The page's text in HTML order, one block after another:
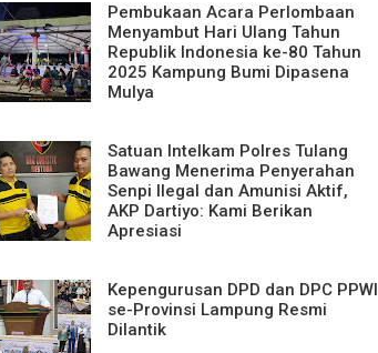
Pembukaan Acara Perlombaan
Menyambut Hari Ulang Tahun
Republik Indonesia ke-80 Tahun
2025 Kampung Bumi Dipasena
Mulya
Satuan Intelkam Polres Tulang
Bawang Menerima Penyerahan
Senpi Ilegal dan Amunisi Aktif,
AKP Dartiyo: Kami Berikan
Apresiasi
Kepengurusan DPD dan DPC PPWI
se-Provinsi Lampung Resmi
Dilantik